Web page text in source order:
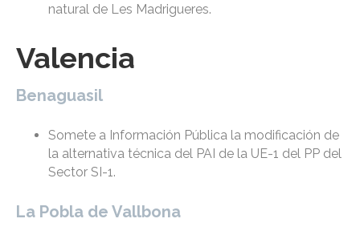
natural de Les Madrigueres.
Valencia
Benaguasil
Somete a Información Pública la modificación de
la alternativa técnica del PAI de la UE-1 del PP del
Sector SI-1.
La Pobla de Vallbona